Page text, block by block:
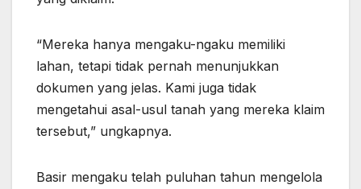
“Mereka hanya mengaku-ngaku memiliki
lahan, tetapi tidak pernah menunjukkan
dokumen yang jelas. Kami juga tidak
mengetahui asal-usul tanah yang mereka klaim
tersebut,” ungkapnya.
Basir mengaku telah puluhan tahun mengelola